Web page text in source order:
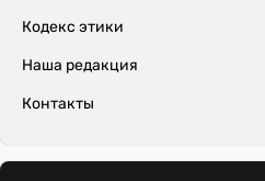
Кодекс этики
Наша редакция
Контакты